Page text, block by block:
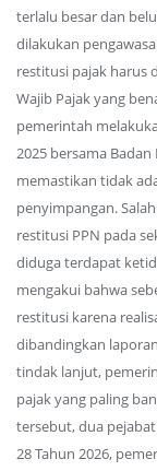
terlalu besar dan
dilakukan
restitusi pajak harus
Wajib Pajak yang
pemerintah
2025 bersama
memastikan tidak
penyimpangan.
restitusi PPN pada
diduga terdapat
mengakui bahwa
restitusi karena
dibandingkan
tindak lanjut,
pajak yang paling
tersebut, dua
28 Tahun 2026,